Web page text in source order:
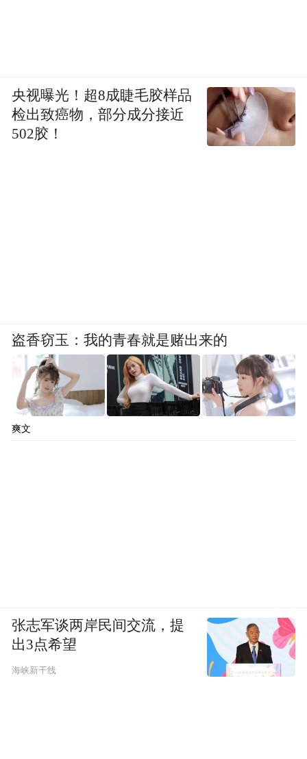
央视曝光！超8成睫毛胶样品
检出致癌物，部分成分接近
502胶！
盗香窃玉：我的青春就是赌出来的
爽文
张志军谈两岸民间交流，提
出3点希望
海峡新干线